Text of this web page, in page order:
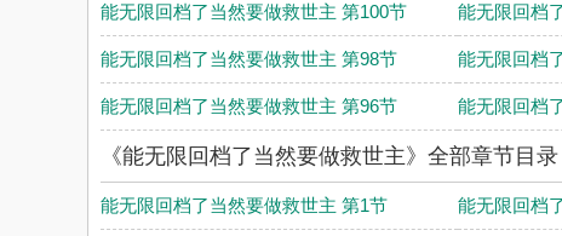
能无限回档了当然要做救世主 第100节 能无限回档
能无限回档了当然要做救世主 第98节 能无限回档
能无限回档了当然要做救世主 第96节 能无限回档
《能无限回档了当然要做救世主》全部章节目录
能无限回档了当然要做救世主 第1节 能无限回档